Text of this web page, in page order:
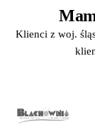
Klienci z woj.